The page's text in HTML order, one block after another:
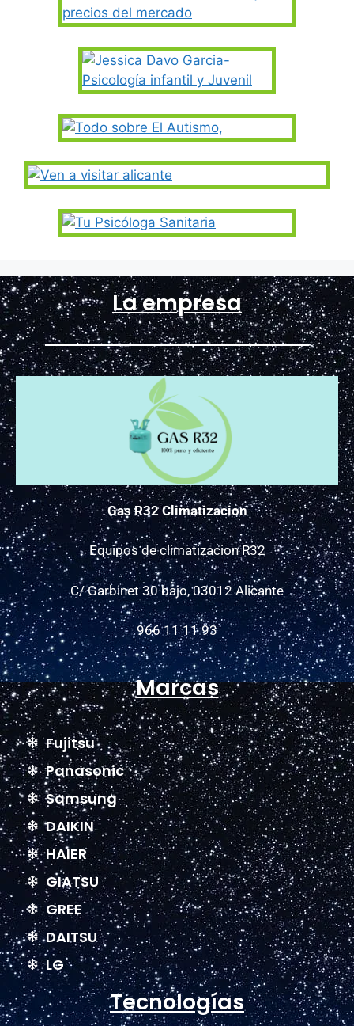
La empresa
Gas R32 Climatizacion
Equipos de climatizacion R32
C/ Garbinet 30 bajo, 03012 Alicante
966 11 11 93
Marcas
Fujitsu
Panasonic
Samsung
DAIKIN
HAIER
GIATSU
GREE
DAITSU
LG
Tecnologías